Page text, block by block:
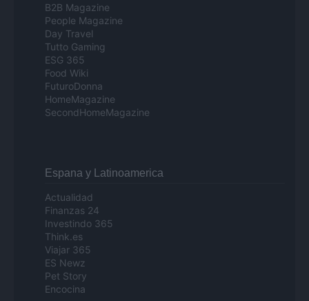
B2B Magazine
People Magazine
Day Travel
Tutto Gaming
ESG 365
Food Wiki
FuturoDonna
HomeMagazine
SecondHomeMagazine
Espana y Latinoamerica
Actualidad
Finanzas 24
Investindo 365
Think.es
Viajar 365
ES Newz
Pet Story
Encocina